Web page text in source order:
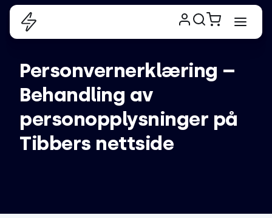
Personvernerklæring –
Behandling av
personopplysninger på
Tibbers nettside